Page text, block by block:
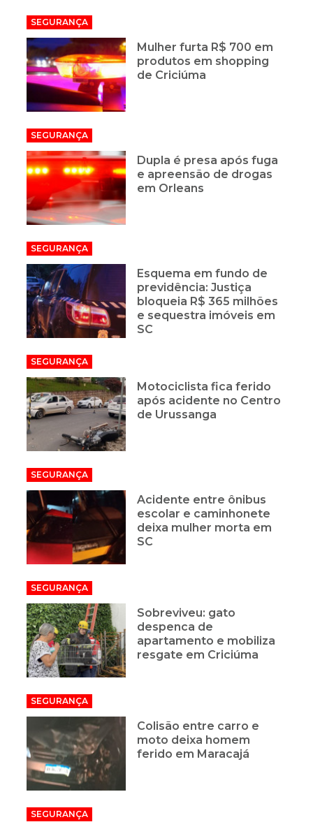
SEGURANÇA
Mulher furta R$ 700 em
produtos em shopping
de Criciúma
SEGURANÇA
Dupla é presa após fuga
e apreensão de drogas
em Orleans
SEGURANÇA
Esquema em fundo de
previdência: Justiça
bloqueia R$ 365 milhões
e sequestra imóveis em
SC
SEGURANÇA
Motociclista fica ferido
após acidente no Centro
de Urussanga
SEGURANÇA
Acidente entre ônibus
escolar e caminhonete
deixa mulher morta em
SC
SEGURANÇA
Sobreviveu: gato
despenca de
apartamento e mobiliza
resgate em Criciúma
SEGURANÇA
Colisão entre carro e
moto deixa homem
ferido em Maracajá
SEGURANÇA